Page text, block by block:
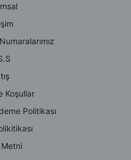
Koşullar
Politikası
Metni